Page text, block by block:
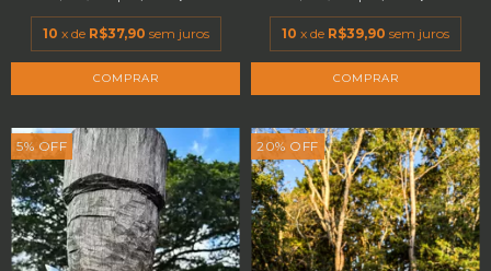
10 x de R$37,90 sem juros 10 x de R$39,90 sem juros
5% OFF 20% OFF